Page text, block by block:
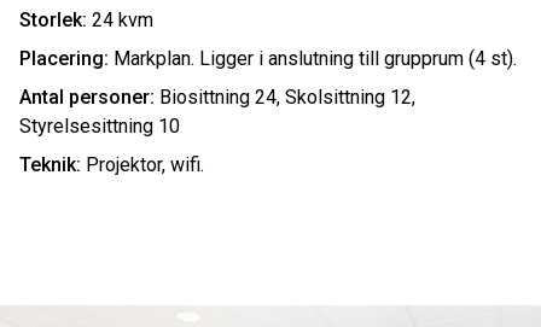
Storlek: 24 kvm
Placering: Markplan. Ligger i anslutning till grupprum (4 st).
Antal personer: Biosittning 24, Skolsittning 12,
Styrelsesittning 10
Teknik: Projektor, wifi.